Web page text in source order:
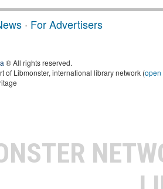
· For Advertisers
® All rights reserved.
of Libmonster, international library network (open